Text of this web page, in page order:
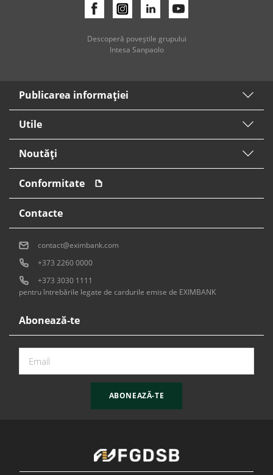
Descoperă poveştile grupului
Intesa Sanpaolo
Publicarea informaţiei
Utile
Noutăți
Conformitate
Abonează-te
ABONEAZĂ-TE
Contacte
contact@eximbank.com
+373 2260 0000
+373 3030 1111
pentru întrebările legate de cardurile emise de EXIMBANK